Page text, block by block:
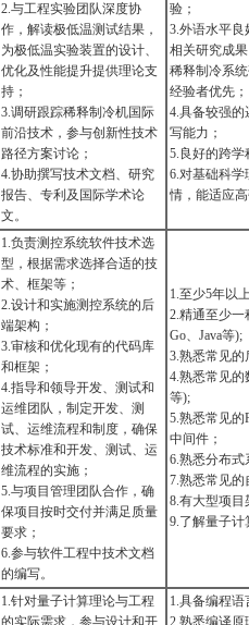
2.与工程实验团队深度协
作，解读极低温测试结果，
为极低温实验装置的设计、
优化及性能提升提供理论支
持；
3.调研跟踪稀释制冷机国际
前沿技术，参与创新性技术
路径方案讨论；
4.协助撰写技术文档、研究
报告、专利及国际学术论
文。
验；
3.外语水平
相关研究成
稀释制冷系
经验者优先；
4.具备较强
写能力；
5.良好的跨
6.对基础科
情，能适应
1.负责测控系统软件技术选
型，根据需求选择合适的技
术、框架等；
2.设计和实施测控系统的后
端架构；
3.审核和优化现有的代码库
和框架；
4.指导和领导开发、测试和
运维团队，制定开发、测
试、运维流程和制度，确保
技术标准和开发、测试、运
维流程的实施；
5.与项目管理团队合作，确
保项目按时交付并满足质量
要求；
6.参与软件工程中技术文档
的编写。
1.至少5年以
2.精通至少一
Go、Java等);
3.熟悉常见
4.熟悉常见的
等);
5.熟悉常见的
中间件；
6.熟悉分布
7.熟悉常见
8.有大型项
9.了解量子
1.针对量子计算理论与工程
的实际需求，参与设计和开
1.具备编程
2.熟悉编译